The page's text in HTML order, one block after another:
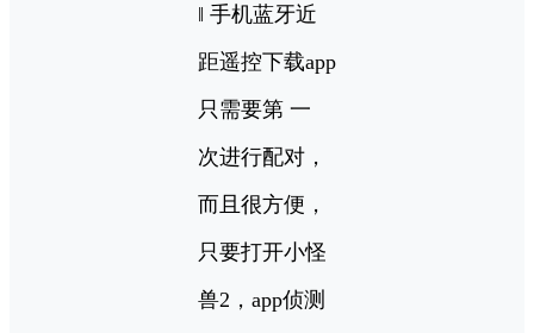
‖ 手机蓝牙近
距遥控下载app
只需要第 一
次进行配对，
而且很方便，
只要打开小怪
兽2，app侦测